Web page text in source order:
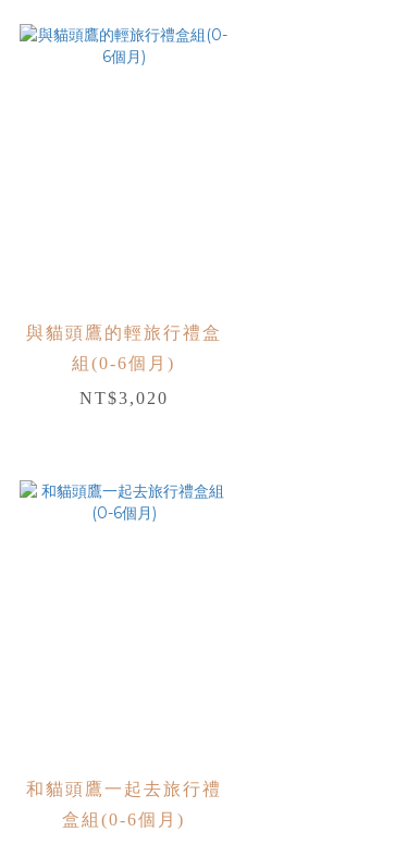
與貓頭鷹的輕旅行禮盒
組(0-6個月)
NT$3,020
和貓頭鷹一起去旅行禮
盒組(0-6個月)